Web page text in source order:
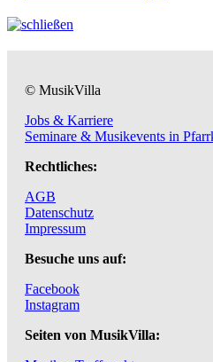
© MusikVilla
Jobs & Karriere
Seminare & Musikevents in
Rechtliches:
AGB
Datenschutz
Impressum
Besuche uns auf:
Facebook
Instagram
Seiten von MusikVilla: